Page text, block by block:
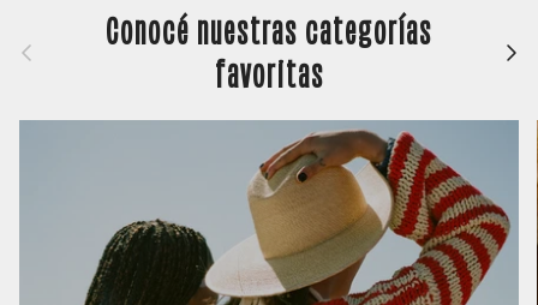
Anterior Conocé nuestras categorías
favoritas